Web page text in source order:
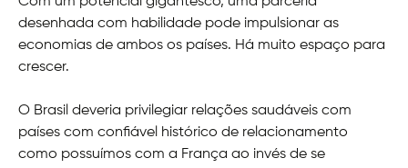
desenhada com habilidade pode impulsionar as
economias de ambos os países. Há muito espaço para
crescer.
O Brasil deveria privilegiar relações saudáveis com
países com confiável histórico de relacionamento
como possuímos com a França ao invés de se